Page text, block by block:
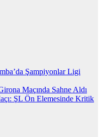
Şampiyonlar Ligi
Maçında Sahne Aldı
ŞL Ön Elemesinde Kritik